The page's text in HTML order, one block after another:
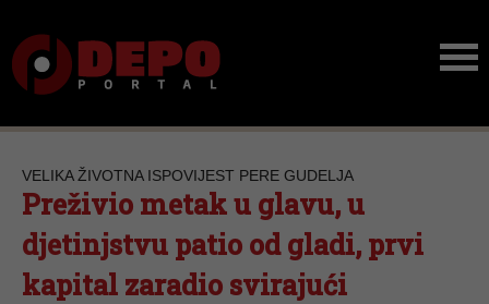
VELIKA ŽIVOTNA ISPOVIJEST PERE GUDELJA
Preživio metak u glavu, u
djetinjstvu patio od gladi, prvi
kapital zaradio svirajući